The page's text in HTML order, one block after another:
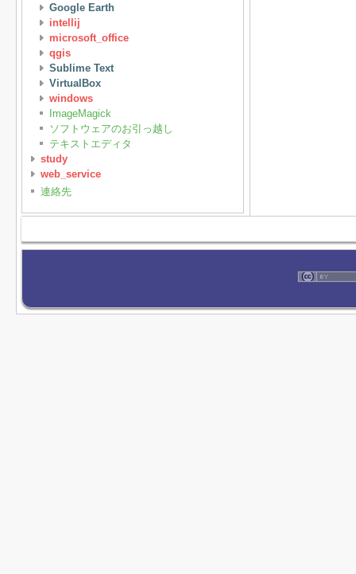
Google Earth
intellij
microsoft_office
qgis
Sublime Text
VirtualBox
windows
ImageMagick
ソフトウェアのお引っ越し
テキストエディタ
study
web_service
連絡先